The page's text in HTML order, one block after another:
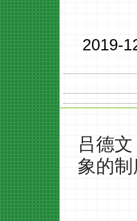
2019-
吕德文
象的